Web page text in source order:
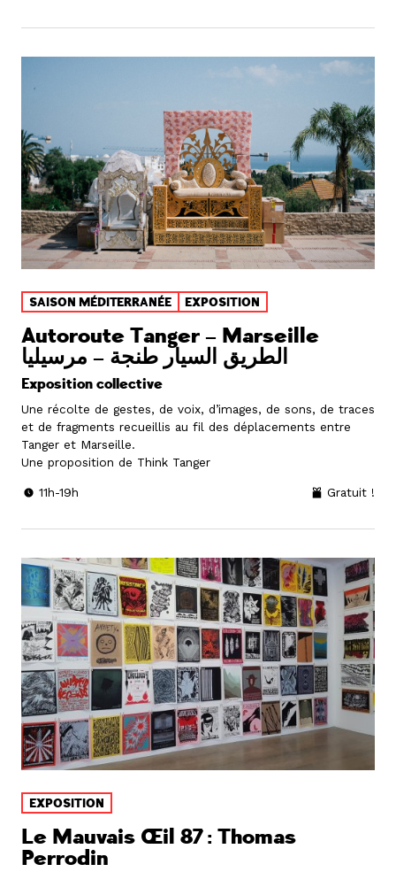
SAISON MÉDITERRANÉE EXPOSITION
Autoroute Tanger – Marseille
الطريق السيار طنجة – مرسيليا
Exposition collective
Une récolte de gestes, de voix, d’images, de sons, de traces
et de fragments recueillis au fil des déplacements entre
Tanger et Marseille.
Une proposition de Think Tanger
11h-19h Gratuit !
EXPOSITION
Le Mauvais Œil 87 : Thomas
Perrodin